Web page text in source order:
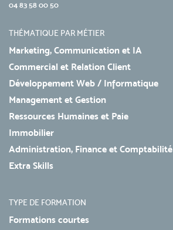
04 83 58 00 50
THÉMATIQUE PAR MÉTIER
Marketing, Communication et IA
Commercial et Relation Client
Développement Web / Informatique
Management et Gestion
Ressources Humaines et Paie
Immobilier
Administration, Finance et Comptabilité
Extra Skills
TYPE DE FORMATION
Formations courtes